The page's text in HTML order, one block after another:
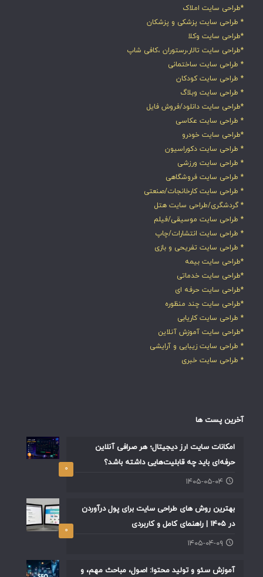
*طراحی سایت املاک
* طراحی سایت پزشکی و پزشکان
*طراحی سایت وکلا
*طراحی سایت تالار،رستوران ،کافی شاپ
* طراحی سایت ساختمانی
* طراحی سایت کودکان
* طراحی سایت وبلاگ
*طراحی سایت دانلود/فروش فایل
* طراحی سایت عکاسی
*طراحی سایت خودرو
* طراحی سایت دکوراسیون
* طراحی سایت ورزشی
* طراحی سایت فروشگاهی
* طراحی سایت کارخانجات/صنعتی
* گردشگری/طراحی سایت هتل
* طراحی سایت موسیقی/فیلم
* طراحی سایت انتشارات/چاپ
* طراحی سایت تفریحی و بازی
*طراحی سایت بیمه
*طراحی سایت خدماتی
*طراحی سایت حرفه ای
*طراحی سایت چند منظوره
* طراحی سایت کاریابی
*طراحی سایت آموزش آنلاین
* طراحی سایت زیبایی و آرایشی
* طراحی سایت خبری
آخرین پست ها
۰
امکانات سایت ارز دیجیتال؛ هر صرافی آنلاین
حرفه‌ای باید چه قابلیت‌هایی داشته باشد؟
۱۴۰۵-۰۵-۰۴
۰
بهترین روش های طراحی سایت برای پول درآوردن
در ۱۴۰۵ | راهنمای کامل و کاربردی
۱۴۰۵-۰۴-۰۹
آموزش سئو و تولید محتوا: اصول، مباحث مهم، و